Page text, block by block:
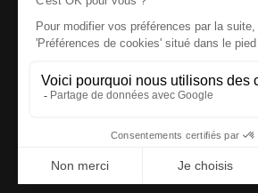
Magazine et site internet
Termes et conditions
|Gestion